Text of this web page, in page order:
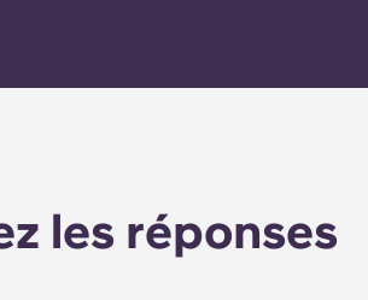
les réponses